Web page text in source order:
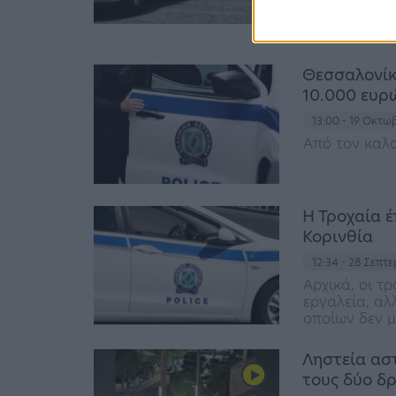
10.000
13:00 - 19
Από τον
Η Τροχαία
Κορινθία
12:34 - 28
Αρχικά, οι
εργαλεία,
οποίων δεν
Ληστεία
τους δύο